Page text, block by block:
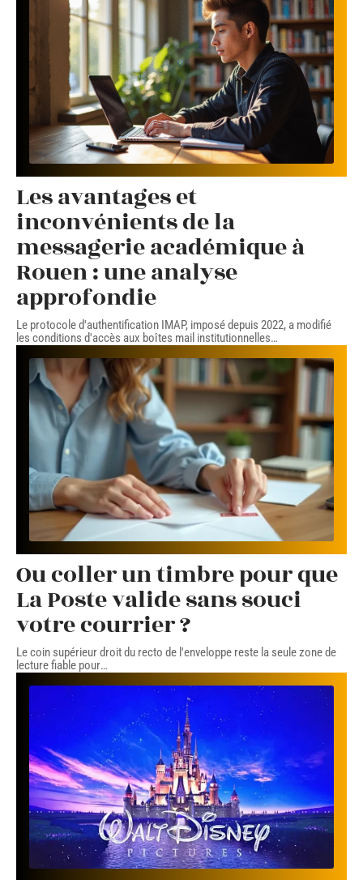
Les avantages et
inconvénients de la
messagerie académique à
Rouen : une analyse
approfondie
Le protocole d'authentification IMAP, imposé depuis 2022, a modifié
les conditions d'accès aux boîtes mail institutionnelles…
Ou coller un timbre pour que
La Poste valide sans souci
votre courrier ?
Le coin supérieur droit du recto de l'enveloppe reste la seule zone de
lecture fiable pour…